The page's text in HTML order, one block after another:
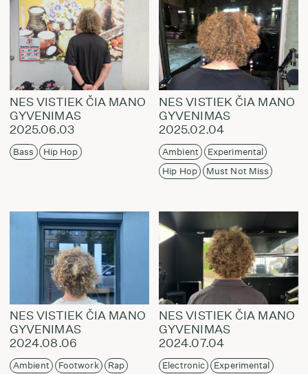
NES VISTIEK ČIA MANO
GYVENIMAS
2025.06.03
Bass Hip Hop
NES VISTIEK ČIA MANO
GYVENIMAS
2025.02.04
Ambient
Experimental
Hip Hop
Must Not Miss
NES VISTIEK ČIA MANO
GYVENIMAS
2024.08.06
Ambient Footwork Rap
NES VISTIEK ČIA MANO
GYVENIMAS
2024.07.04
Electronic Experimental